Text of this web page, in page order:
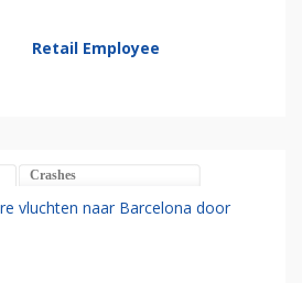
Retail Employee
Crashes
vluchten naar Barcelona door